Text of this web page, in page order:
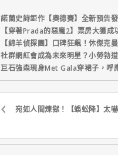
諾蘭史詩鉅作【奧德賽】全新預告
【穿著Prada的惡魔2】票房大獲成
【綿羊偵探團】口碑狂飆！休傑克
社群網紅會成為未來明星？小勞勃
巨石強森現身Met Gala穿裙子，呼
宛如人間煉獄！【蜈蚣降】太